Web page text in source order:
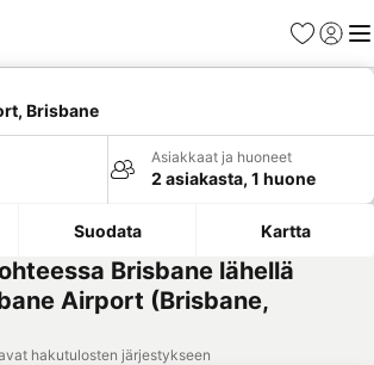
Suosikit
Brisbane
Asiakkaat ja huoneet
2 asiakasta, 1 huone
Suodata Kartta
Brisbane lähellä
Airport (Brisbane,
hakutulosten järjestykseen